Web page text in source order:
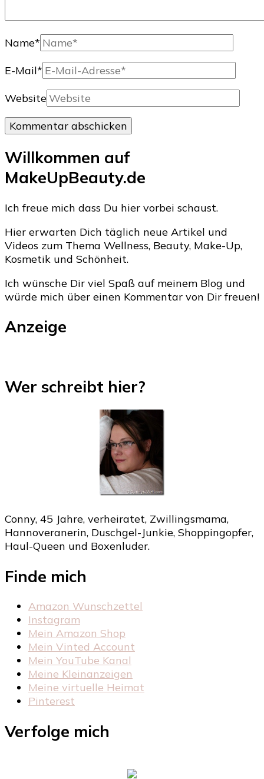
Name*
E-Mail*
Website
Willkommen auf
MakeUpBeauty.de
Ich freue mich dass Du hier vorbei schaust.
Hier erwarten Dich täglich neue Artikel und
Videos zum Thema Wellness, Beauty, Make-Up,
Kosmetik und Schönheit.
Ich wünsche Dir viel Spaß auf meinem Blog und
würde mich über einen Kommentar von Dir freuen!
Anzeige
Wer schreibt hier?
Conny, 45 Jahre, verheiratet, Zwillingsmama,
Hannoveranerin, Duschgel-Junkie, Shoppingopfer,
Haul-Queen und Boxenluder.
Finde mich
Amazon Wunschzettel
Instagram
Mein Amazon Shop
Mein Vinted Account
Mein YouTube Kanal
Meine Kleinanzeigen
Meine virtuelle Heimat
Pinterest
Verfolge mich